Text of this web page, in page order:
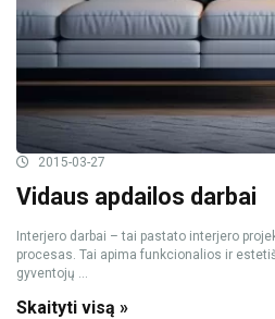
2015-03-27
Vidaus apdailos darbai
Interjero darbai – tai pastato interjero
procesas. Tai apima funkcionalios ir
gyventojų ...
Skaityti visą »